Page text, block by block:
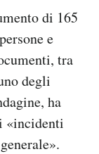
di 165
e
tra
degli
ha
«incidenti